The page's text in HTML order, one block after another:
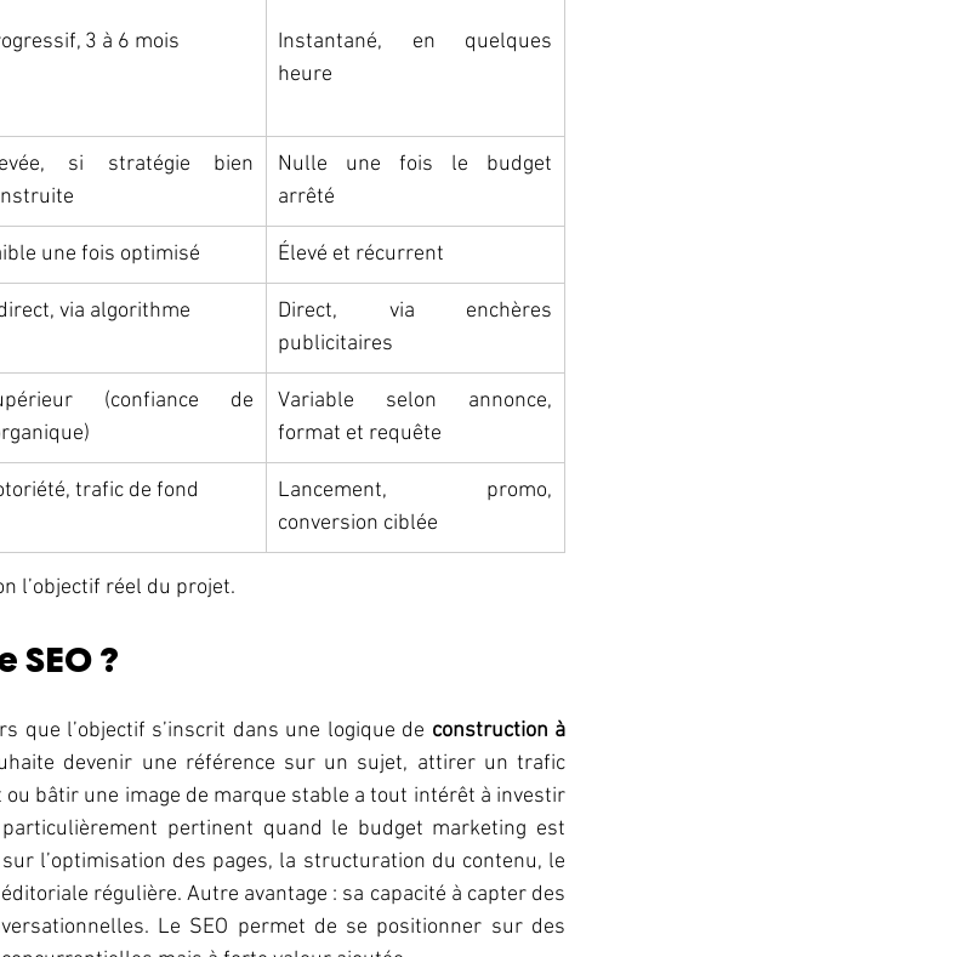
3 à 6 mois
Instantané, en quelques
heure
si stratégie bien
Nulle une fois le budget
arrêté
une fois optimisé Élevé et récurrent
via algorithme
Direct, via enchères
publicitaires
(confiance de
Variable selon annonce,
format et requête
trafic de fond
Lancement, promo,
conversion ciblée
l’objectif réel du projet.
?
que l’objectif s’inscrit dans une logique de construction à
devenir une référence sur un sujet, attirer un trafic
bâtir une image de marque stable a tout intérêt à investir
pertinent quand le budget marketing est
l’optimisation des pages, la structuration du contenu, le
régulière. Autre avantage : sa capacité à capter des
Le SEO permet de se positionner sur des